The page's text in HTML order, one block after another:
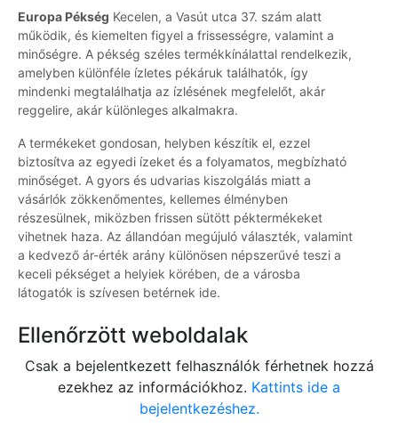
Europa Pékség Kecelen, a Vasút utca 37. szám alatt
működik, és kiemelten figyel a frissességre, valamint a
minőségre. A pékség széles termékkínálattal rendelkezik,
amelyben különféle ízletes pékáruk találhatók, így
mindenki megtalálhatja az ízlésének megfelelőt, akár
reggelire, akár különleges alkalmakra.
A termékeket gondosan, helyben készítik el, ezzel
biztosítva az egyedi ízeket és a folyamatos, megbízható
minőséget. A gyors és udvarias kiszolgálás miatt a
vásárlók zökkenőmentes, kellemes élményben
részesülnek, miközben frissen sütött péktermékeket
vihetnek haza. Az állandóan megújuló választék, valamint
a kedvező ár-érték arány különösen népszerűvé teszi a
keceli pékséget a helyiek körében, de a városba
látogatók is szívesen betérnek ide.
Ellenőrzött weboldalak
Csak a bejelentkezett felhasználók férhetnek hozzá
ezekhez az információkhoz. Kattints ide a
bejelentkezéshez.